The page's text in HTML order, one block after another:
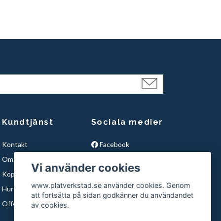
Kundtjänst
Kontakt
Om Oss
Köpvillkor
Hur handlar du hos oss ?
Offertförfrågan
Sociala medier
Facebook
YouTube
Vi använder cookies
www.platverkstad.se använder cookies. Genom
att fortsätta på sidan godkänner du användandet
av cookies.